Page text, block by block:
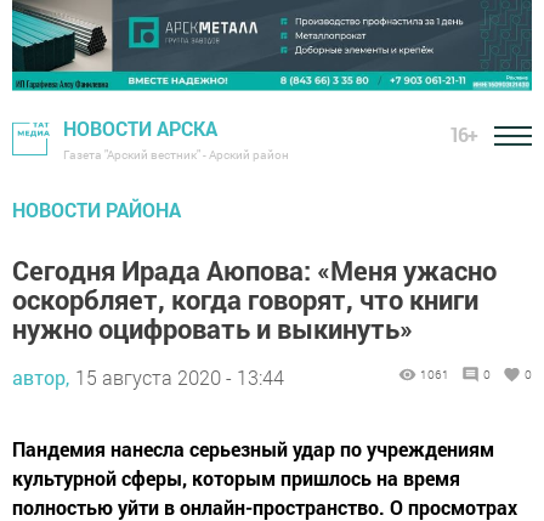
НОВОСТИ АРСКА
Газета "Арский вестник" - Арский район
16+
НОВОСТИ РАЙОНА
Сегодня Ирада Аюпова: «Меня ужасно
оскорбляет, когда говорят, что книги
нужно оцифровать и выкинуть»
автор, 15 августа 2020 - 13:44 1061 0 0
Пандемия нанесла серьезный удар по учреждениям
культурной сферы, которым пришлось на время
полностью уйти в онлайн-пространство. О просмотрах